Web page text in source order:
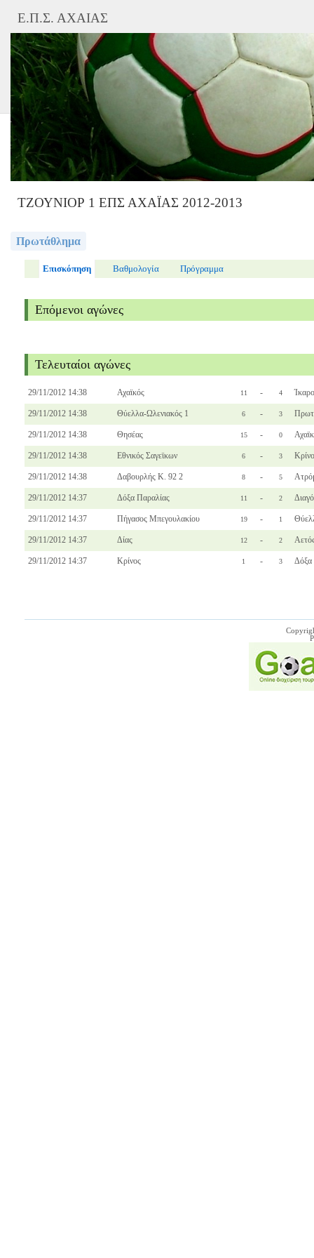
Ε.Π.Σ. ΑΧΑΙΑΣ
ΤΖΟΥΝΙΟΡ 1 ΕΠΣ ΑΧΑΪΑΣ 2012-2013
Πρωτάθλημα
Επισκόπηση Βαθμολογία Πρόγραμμα
Επόμενοι αγώνες
Τελευταίοι αγώνες
29/11/2012 14:38 Αχαϊκός 11 - 4
29/11/2012 14:38 Θύελλα-Ωλενιακός 1 6 - 3
29/11/2012 14:38 Θησέας 15 - 0
29/11/2012 14:38 Εθνικός Σαγεϊκων 6 - 3
29/11/2012 14:38 Δαβουρλής Κ. 92 2 8 - 5
29/11/2012 14:37 Δόξα Παραλίας 11 - 2
29/11/2012 14:37 Πήγασος Μπεγουλακίου 19 - 1
29/11/2012 14:37 Δίας 12 - 2
29/11/2012 14:37 Κρίνος 1 - 3 Δόξα